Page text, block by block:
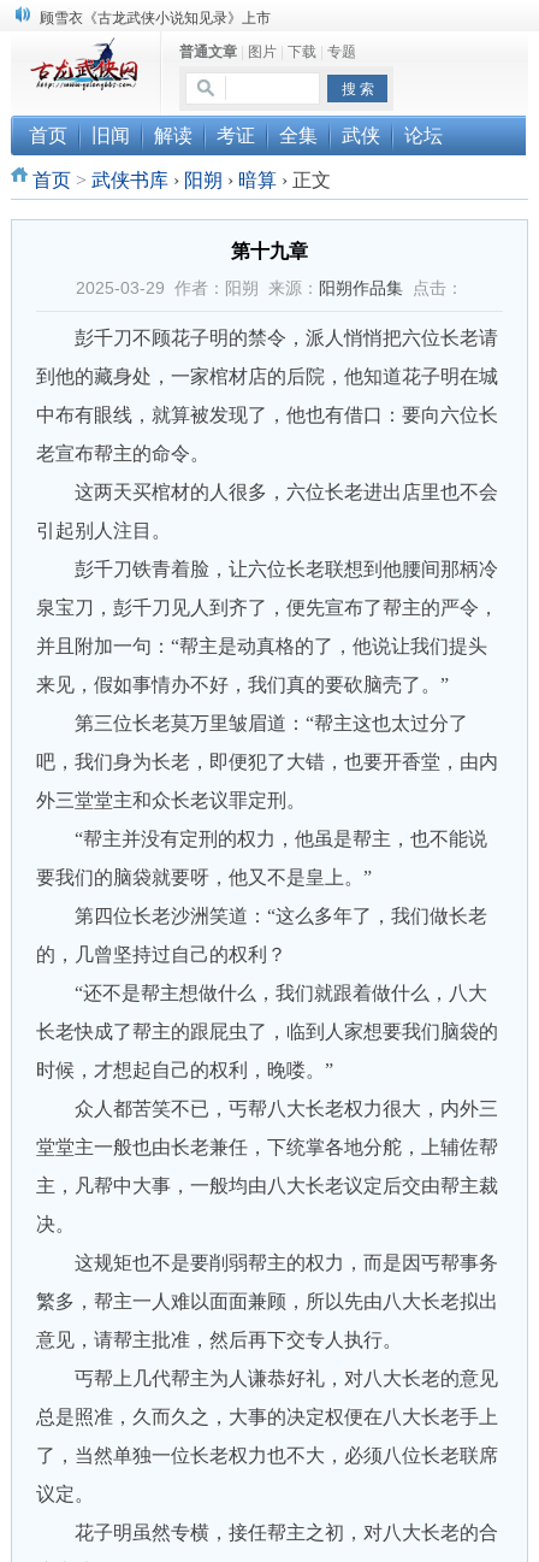
顾雪衣《古龙武侠小说知见录》上市
“武侠书库”查缺补漏活动圆满结束
《古龙小说原貌探究》修订版已上市
普通文章| 图片| 下载| 专题
首页 旧闻 解读 考证 全集 武侠 论坛
首页> 武侠书库 › 阳朔 › 暗算 ›正文
第十九章
2025-03-29 作者：阳朔 来源： 阳朔作品集点击：
彭千刀不顾花子明的禁令，派人悄悄把六位长老请
到他的藏身处，一家棺材店的后院，他知道花子明在城
中布有眼线，就算被发现了，他也有借口：要向六位长
老宣布帮主的命令。
这两天买棺材的人很多，六位长老进出店里也不会
引起别人注目。
彭千刀铁青着脸，让六位长老联想到他腰间那柄冷
泉宝刀，彭千刀见人到齐了，便先宣布了帮主的严令，
并且附加一句：“帮主是动真格的了，他说让我们提头
来见，假如事情办不好，我们真的要砍脑壳了。”
第三位长老莫万里皱眉道：“帮主这也太过分了
吧，我们身为长老，即便犯了大错，也要开香堂，由内
外三堂堂主和众长老议罪定刑。
“帮主并没有定刑的权力，他虽是帮主，也不能说
要我们的脑袋就要呀，他又不是皇上。”
第四位长老沙洲笑道：“这么多年了，我们做长老
的，几曾坚持过自己的权利？
“还不是帮主想做什么，我们就跟着做什么，八大
长老快成了帮主的跟屁虫了，临到人家想要我们脑袋的
时候，才想起自己的权利，晚喽。”
众人都苦笑不已，丐帮八大长老权力很大，内外三
堂堂主一般也由长老兼任，下统掌各地分舵，上辅佐帮
主，凡帮中大事，一般均由八大长老议定后交由帮主裁
决。
这规矩也不是要削弱帮主的权力，而是因丐帮事务
繁多，帮主一人难以面面兼顾，所以先由八大长老拟出
意见，请帮主批准，然后再下交专人执行。
丐帮上几代帮主为人谦恭好礼，对八大长老的意见
总是照准，久而久之，大事的决定权便在八大长老手上
了，当然单独一位长老权力也不大，必须八位长老联席
议定。
花子明虽然专横，接任帮主之初，对八大长老的合